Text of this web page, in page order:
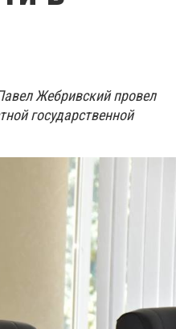
Жебривский провел
государственной